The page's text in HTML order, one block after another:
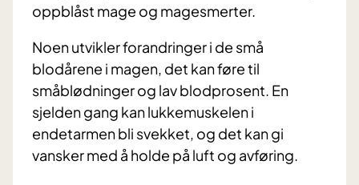
oppblåst mage og magesmerter.
Noen utvikler forandringer i de små
blodårene i magen, det kan føre til
småblødninger og lav blodprosent. En
sjelden gang kan lukkemuskelen i
endetarmen bli svekket, og det kan gi
vansker med å holde på luft og avføring.